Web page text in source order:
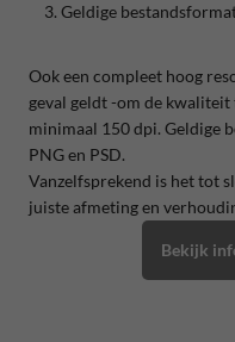
Geldige
Ook een compleet hoog
geval geldt -om de kwaliteit
minimaal 150 dpi. Geldige
PNG en PSD.
Vanzelfsprekend is het tot
juiste afmeting en
Bekijk